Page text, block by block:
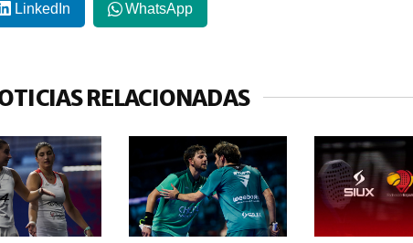
LinkedIn WhatsApp
RELACIONADAS